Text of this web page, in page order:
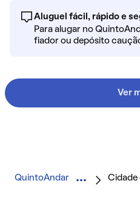
Aluguel fácil, rápido e
Para alugar no
fiador ou depósito
Ver
QuintoAndar Cidade